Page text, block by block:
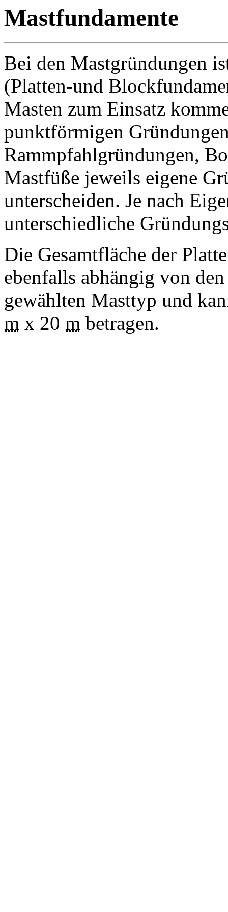
Mastfundamente
Bei den Mastgründungen
(Platten-und
Masten zum Einsatz
punktförmigen
Rammpfahlgründungen,
Mastfüße jeweils eigene
unterscheiden. Je nach
unterschiedliche
Die Gesamtfläche der
ebenfalls abhängig von
gewählten Masttyp und
m x 20 m betragen.